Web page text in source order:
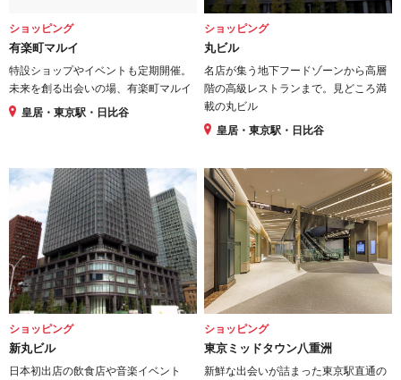
ショッピング
有楽町マルイ
特設ショップやイベントも定期開催。
未来を創る出会いの場、有楽町マルイ
皇居・東京駅・日比谷
ショッピング
丸ビル
名店が集う地下フードゾーンから高層
階の高級レストランまで。見どころ満
載の丸ビル
皇居・東京駅・日比谷
ショッピング
新丸ビル
日本初出店の飲食店や音楽イベント
ショッピング
東京ミッドタウン八重洲
新鮮な出会いが詰まった東京駅直通の